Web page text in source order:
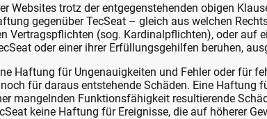
Websites trotz der entgegenstehenden obigen
gegenüber TecSeat – gleich aus welchen
Vertragspflichten (sog. Kardinalpflichten), oder auf
oder einer ihrer Erfüllungsgehilfen beruhen,
Haftung für Ungenauigkeiten und Fehler oder für
für daraus entstehende Schäden. Eine Haftung
mangelnden Funktionsfähigkeit resultierende
keine Haftung für Ereignisse, die auf höherer